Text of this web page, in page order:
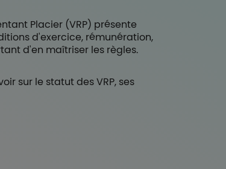
Placier (VRP) présente
d'exercice, rémunération,
d'en maîtriser les règles.
sur le statut des VRP, ses